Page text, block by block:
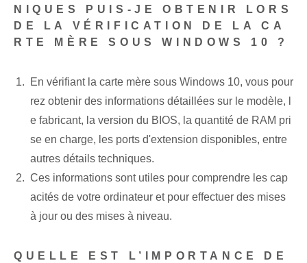
NIQUES PUIS-JE OBTENIR LORS
DE LA VÉRIFICATION DE LA CA
RTE MÈRE SOUS WINDOWS 10 ?
En vérifiant la carte mère sous Windows 10, vous pour
rez obtenir des informations détaillées sur le modèle, l
e fabricant, la version du BIOS, la quantité de RAM pri
se en charge, les ports d'extension disponibles, entre
autres détails techniques.
Ces informations sont utiles pour comprendre les cap
acités de votre ordinateur et pour effectuer des mises
à jour ou des mises à niveau.
QUELLE EST L’IMPORTANCE DE